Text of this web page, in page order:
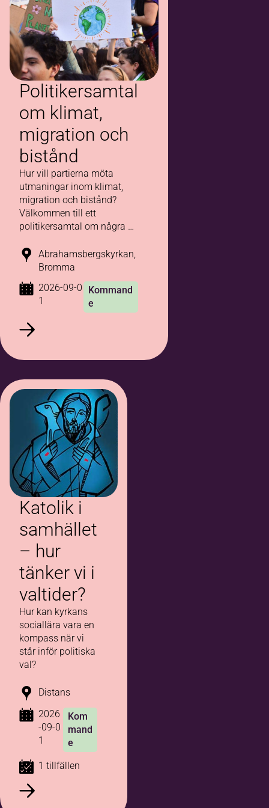
Politikersamtal
om klimat,
migration och
bistånd
Hur vill partierna möta
utmaningar inom klimat,
migration och bistånd?
Välkommen till ett
politikersamtal om några av
framtidsfrågor.
Abrahamsbergskyrkan,
Bromma
2026-09-0
1
Kommand
e
Katolik i
samhället
– hur
tänker vi i
valtider?
Hur kan kyrkans
sociallära vara en
kompass när vi
står inför politiska
val?
Distans
2026
-09-0
1
Kom
mand
e
1 tillfällen